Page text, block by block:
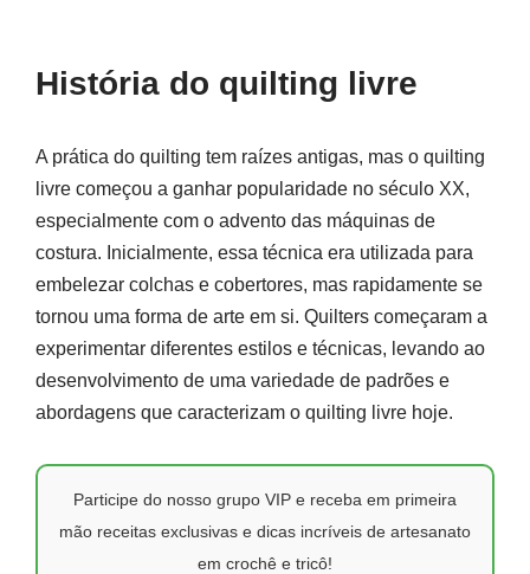
História do quilting livre
A prática do quilting tem raízes antigas, mas o quilting
livre começou a ganhar popularidade no século XX,
especialmente com o advento das máquinas de
costura. Inicialmente, essa técnica era utilizada para
embelezar colchas e cobertores, mas rapidamente se
tornou uma forma de arte em si. Quilters começaram a
experimentar diferentes estilos e técnicas, levando ao
desenvolvimento de uma variedade de padrões e
abordagens que caracterizam o quilting livre hoje.
Participe do nosso grupo VIP e receba em primeira
mão receitas exclusivas e dicas incríveis de artesanato
em crochê e tricô!